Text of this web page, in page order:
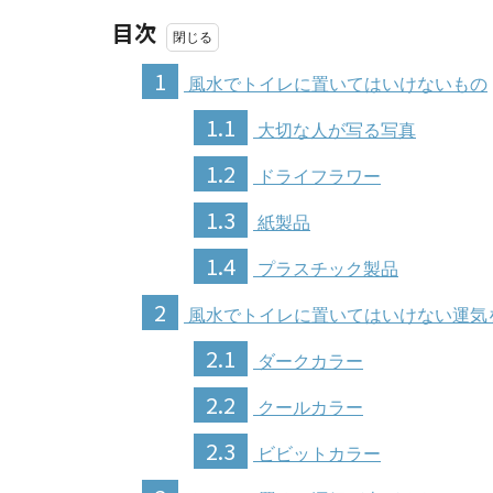
目次
1
風水でトイレに置いてはいけないもの
1.1 大切な人が写る写真
1.2 ドライフラワー
1.3 紙製品
1.4 プラスチック製品
2 風水でトイレに置いてはいけない運気
2.1 ダークカラー
2.2 クールカラー
2.3 ビビットカラー